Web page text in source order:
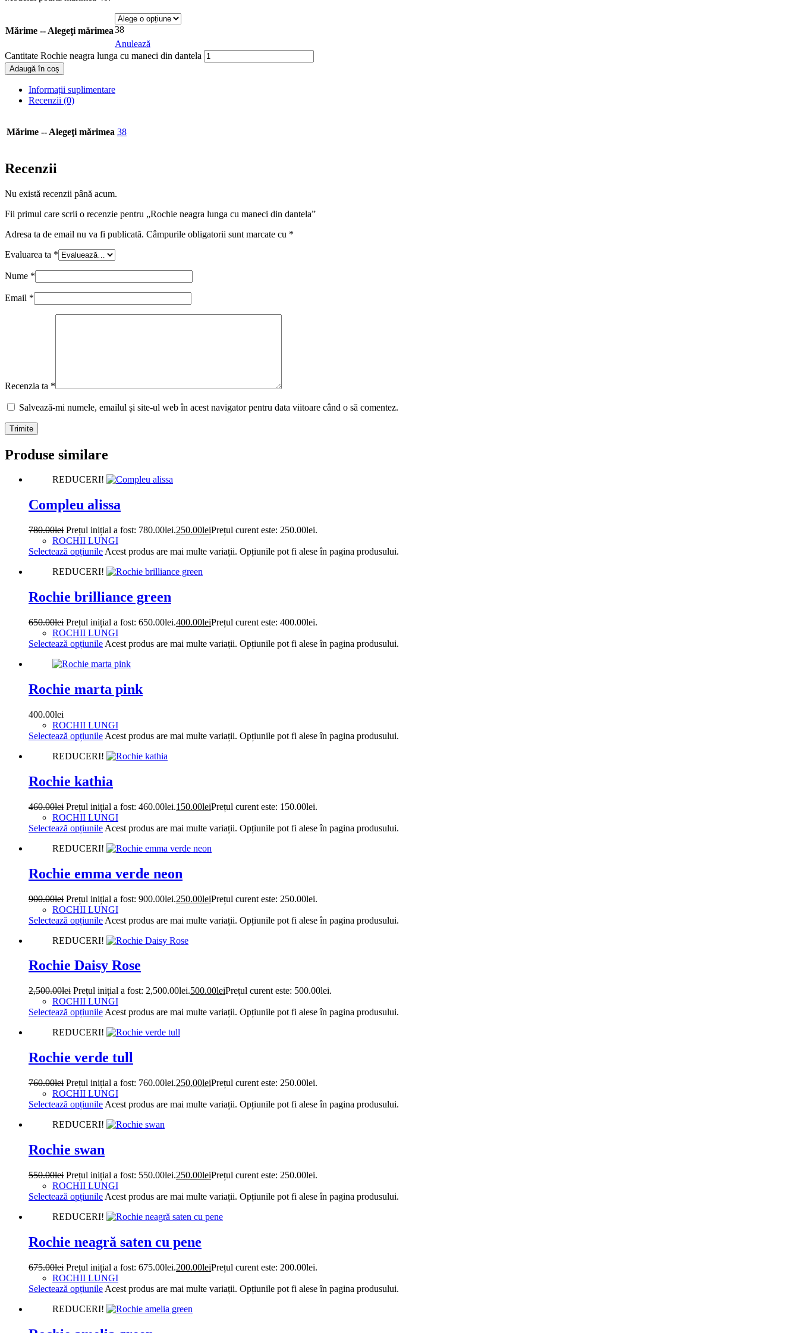
Mărime -- Alegeţi mărimea38
Anulează
Cantitate Rochie neagra lunga cu maneci din dantela
Adaugă în coș
Informații suplimentare
Recenzii (0)
Mărime -- Alegeţi mărimea 38
Recenzii
Nu există recenzii până acum.
Fii primul care scrii o recenzie pentru „Rochie neagra lunga cu maneci din dantela”
Adresa ta de email nu va fi publicată. Câmpurile obligatorii sunt marcate cu *
Evaluarea ta *
Nume *
Email *
Recenzia ta *
Salvează-mi numele, emailul și site-ul web în acest navigator pentru data viitoare când o să comentez.
Trimite
Produse similare
REDUCERI!
Compleu alissa
780.00lei Prețul inițial a fost: 780.00lei.250.00leiPrețul curent este: 250.00lei.
ROCHII LUNGI
Selectează opțiunile Acest produs are mai multe variații. Opțiunile pot fi alese în pagina produsului.
REDUCERI!
Rochie brilliance green
650.00lei Prețul inițial a fost: 650.00lei.400.00leiPrețul curent este: 400.00lei.
ROCHII LUNGI
Selectează opțiunile Acest produs are mai multe variații. Opțiunile pot fi alese în pagina produsului.
Rochie marta pink
400.00lei
ROCHII LUNGI
Selectează opțiunile Acest produs are mai multe variații. Opțiunile pot fi alese în pagina produsului.
REDUCERI!
Rochie kathia
460.00lei Prețul inițial a fost: 460.00lei.150.00leiPrețul curent este: 150.00lei.
ROCHII LUNGI
Selectează opțiunile Acest produs are mai multe variații. Opțiunile pot fi alese în pagina produsului.
REDUCERI!
Rochie emma verde neon
900.00lei Prețul inițial a fost: 900.00lei.250.00leiPrețul curent este: 250.00lei.
ROCHII LUNGI
Selectează opțiunile Acest produs are mai multe variații. Opțiunile pot fi alese în pagina produsului.
REDUCERI!
Rochie Daisy Rose
2,500.00lei Prețul inițial a fost: 2,500.00lei.500.00leiPrețul curent este: 500.00lei.
ROCHII LUNGI
Selectează opțiunile Acest produs are mai multe variații. Opțiunile pot fi alese în pagina produsului.
REDUCERI!
Rochie verde tull
760.00lei Prețul inițial a fost: 760.00lei.250.00leiPrețul curent este: 250.00lei.
ROCHII LUNGI
Selectează opțiunile Acest produs are mai multe variații. Opțiunile pot fi alese în pagina produsului.
REDUCERI!
Rochie swan
550.00lei Prețul inițial a fost: 550.00lei.250.00leiPrețul curent este: 250.00lei.
ROCHII LUNGI
Selectează opțiunile Acest produs are mai multe variații. Opțiunile pot fi alese în pagina produsului.
REDUCERI!
Rochie neagră saten cu pene
675.00lei Prețul inițial a fost: 675.00lei.200.00leiPrețul curent este: 200.00lei.
ROCHII LUNGI
Selectează opțiunile Acest produs are mai multe variații. Opțiunile pot fi alese în pagina produsului.
REDUCERI!